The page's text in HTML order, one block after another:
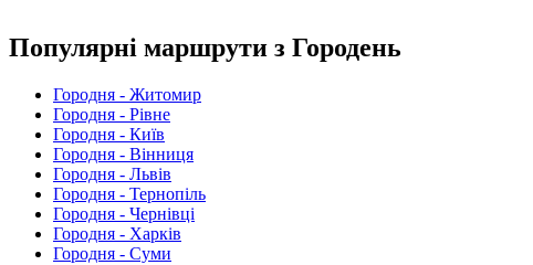
Популярні маршрути з Городень
Городня - Житомир
Городня - Рівне
Городня - Київ
Городня - Вінниця
Городня - Львів
Городня - Тернопіль
Городня - Чернівці
Городня - Харків
Городня - Суми